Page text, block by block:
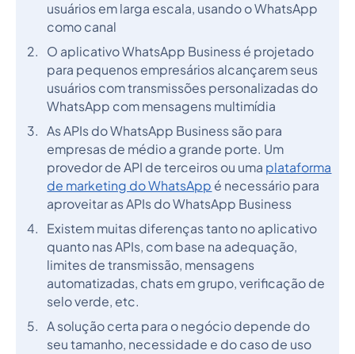
usuários em larga escala, usando o WhatsApp
como canal
O aplicativo WhatsApp Business é projetado
para pequenos empresários alcançarem seus
usuários com transmissões personalizadas do
WhatsApp com mensagens multimídia
As APIs do WhatsApp Business são para
empresas de médio a grande porte. Um
provedor de API de terceiros ou uma plataforma
de marketing do WhatsApp é necessário para
aproveitar as APIs do WhatsApp Business
Existem muitas diferenças tanto no aplicativo
quanto nas APIs, com base na adequação,
limites de transmissão, mensagens
automatizadas, chats em grupo, verificação de
selo verde, etc.
A solução certa para o negócio depende do
seu tamanho, necessidade e do caso de uso